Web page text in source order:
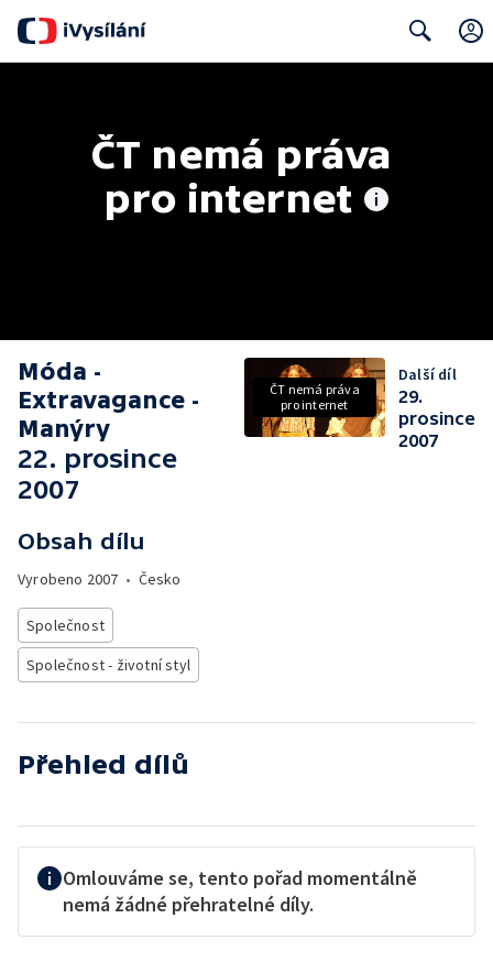
ČT nemá práva
pro internet
Móda -
Extravagance -
Manýry
22. prosince
2007
Obsah dílu
Vyrobeno 2007 • Česko
Společnost
Společnost - životní styl
ČT nemá práva
pro internet
Další díl
29.
prosince
2007
Přehled dílů
Omlouváme se, tento pořad momentálně
nemá žádné přehratelné díly.